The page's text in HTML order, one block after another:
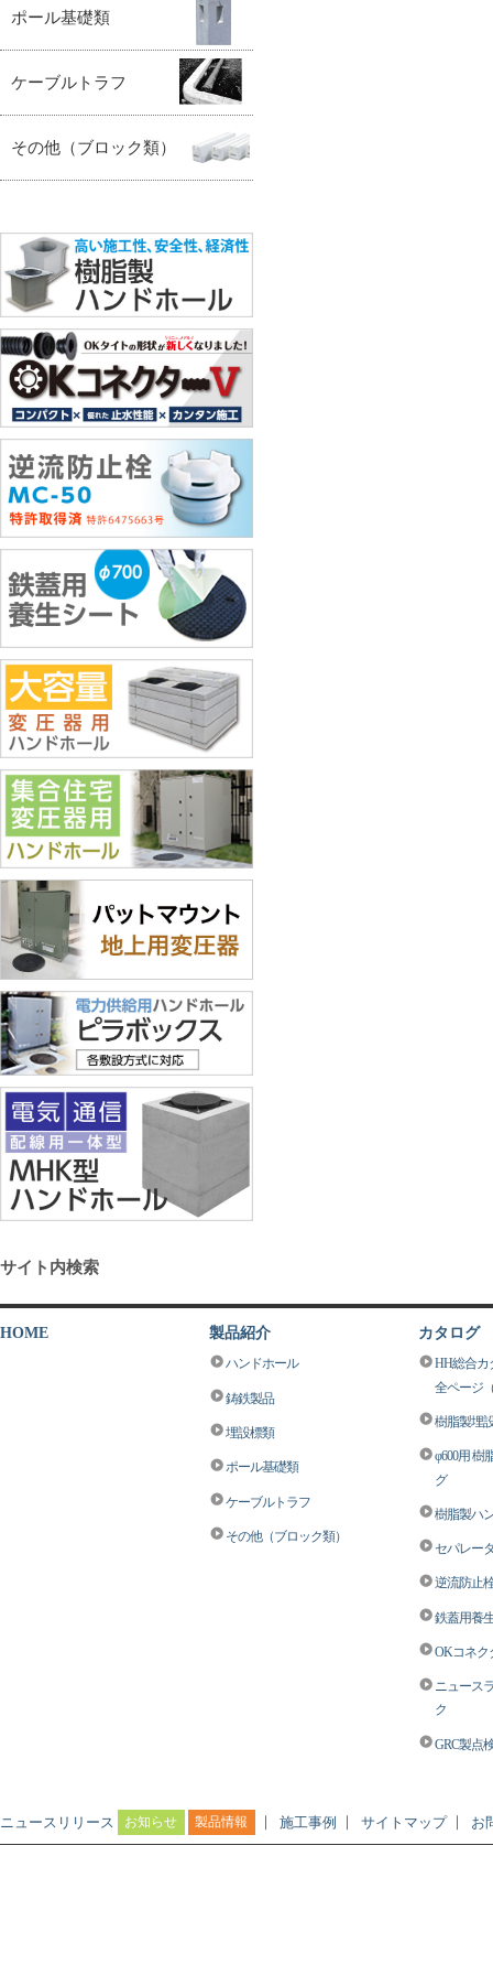
ポール基礎類
ケーブルトラフ
その他（ブロック類）
サイト内検索
HOME 製品紹介
ハンドホール
鋳鉄製品
埋設標類
ポール基礎類
ケーブルトラフ
その他（ブロック類）
カタログ
HH総合カ
全ページ
樹脂製埋
φ600用 樹
グ
樹脂製ハ
セパレー
逆流防止
鉄蓋用養
OKコネク
ニュース
ク
GRC製点
ニュースリリース お知らせ 製品情報 施工事例 サイトマップ｜ お